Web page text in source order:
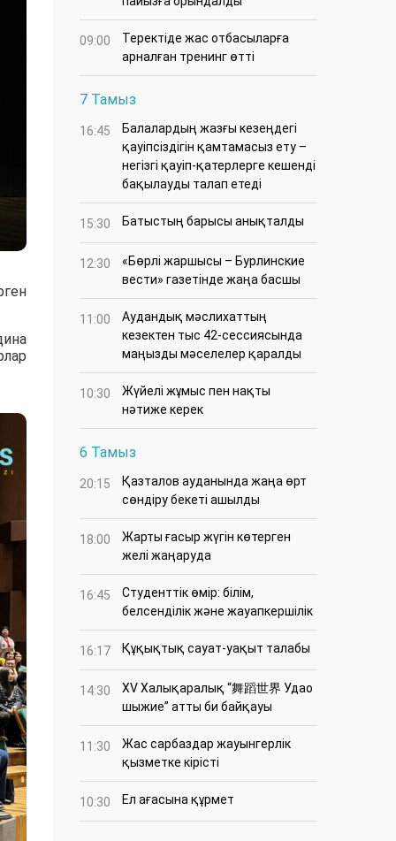
09:00
​Теректіде жас отбасыларға
арналған тренинг өтті
7 Тамыз
16:45
Балалардың жазғы кезеңдегі
қауіпсіздігін қамтамасыз ету –
негізгі қауіп-қатерлерге кешенді
бақылауды талап етеді
15:30 Батыстың барысы анықталды
12:30
«Бөрлі жаршысы – Бурлинские
вести» газетінде жаңа басшы
11:00
Аудандық мәслихаттың
кезектен тыс 42-сессиясында
маңызды мәселелер қаралды
10:30
Жүйелі жұмыс пен нақты
нәтиже керек
6 Тамыз
20:15
Қазталов ауданында жаңа өрт
сөндіру бекеті ашылды
18:00
Жарты ғасыр жүгін көтерген
желі жаңаруда
16:45
Студенттік өмір: білім,
белсенділік және жауапкершілік
16:17 Құқықтық сауат-уақыт талабы
14:30
XV Халықаралық “舞蹈世界 Удао
шыжие” атты би байқауы
11:30
Жас сарбаздар жауынгерлік
қызметке кірісті
10:30 Ел ағасына құрмет